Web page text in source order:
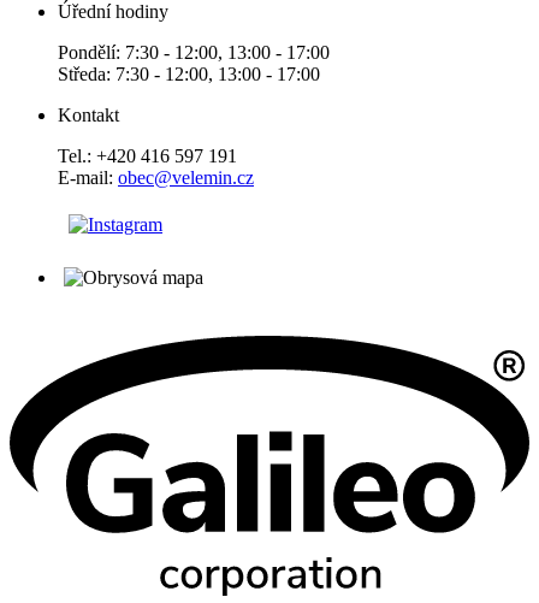
Úřední hodiny
Pondělí: 7:30 - 12:00, 13:00 - 17:00
Středa: 7:30 - 12:00, 13:00 - 17:00
Kontakt
Tel.: +420 416 597 191
E-mail: obec@velemin.cz